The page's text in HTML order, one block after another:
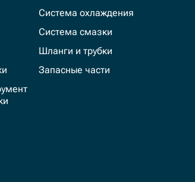
Система охлаждения
Система смазки
Шланги и трубки
Запасные части